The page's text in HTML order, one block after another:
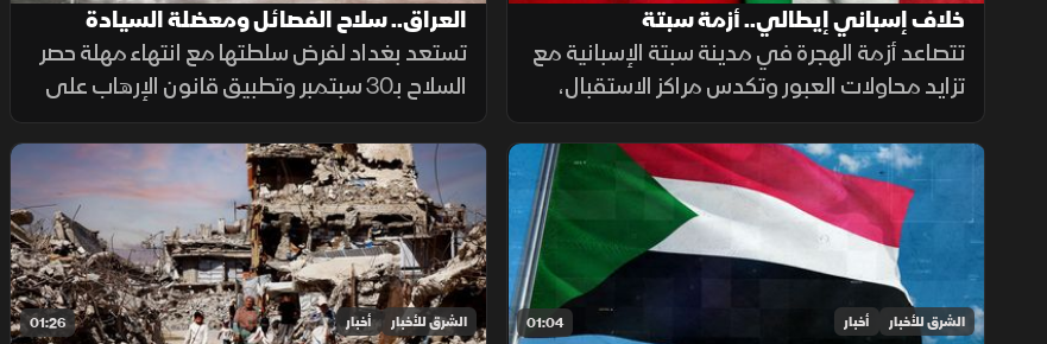
خلاف إسباني إيطالي.. أزمة سبتة
تتصاعد أزمة الهجرة في مدينة سبتة الإسبانية مع
تزايد محاولات العبور وتكدس مراكز الاستقبال،
فيما تواصل السلطات ملاحقة شبكات التهريب
وسط تداعيات إنسانية وأمنية تمتد إلى الساحة
الأوروبية.
العراق.. سلاح الفصائل ومعضلة السيادة
تستعد بغداد لفرض سلطتها مع انتهاء مهلة حصر
السلاح بـ30 سبتمبر وتطبيق قانون الإرهاب على
المخالفين، وسط تجاوب فصائل وتسليم مقرها،
مقابل رفض أخرى كـ"كتائب حزب الله" لربطها
الملف بالصراع الإقليمي.
01:04 الشرق للأخبار أخبار 01:26 الشرق للأخبار أخبار